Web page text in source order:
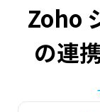
Zoho
の連